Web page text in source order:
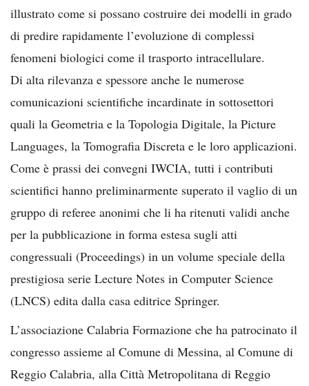
illustrato come si possano costruire dei modelli in grado
di predire rapidamente l’evoluzione di complessi
fenomeni biologici come il trasporto intracellulare.
Di alta rilevanza e spessore anche le numerose
comunicazioni scientifiche incardinate in sottosettori
quali la Geometria e la Topologia Digitale, la Picture
Languages, la Tomografia Discreta e le loro applicazioni.
Come è prassi dei convegni IWCIA, tutti i contributi
scientifici hanno preliminarmente superato il vaglio di un
gruppo di referee anonimi che li ha ritenuti validi anche
per la pubblicazione in forma estesa sugli atti
congressuali (Proceedings) in un volume speciale della
prestigiosa serie Lecture Notes in Computer Science
(LNCS) edita dalla casa editrice Springer.
L’associazione Calabria Formazione che ha patrocinato il
congresso assieme al Comune di Messina, al Comune di
Reggio Calabria, alla Città Metropolitana di Reggio